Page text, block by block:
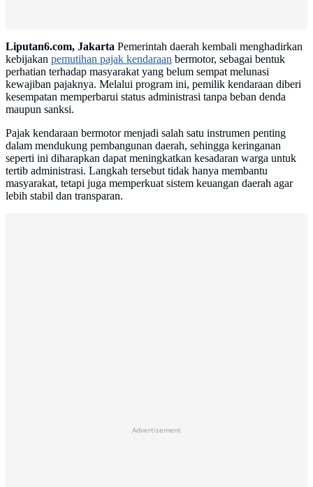
Liputan6.com, Jakarta Pemerintah daerah kembali menghadirkan
kebijakan pemutihan pajak kendaraan bermotor, sebagai bentuk
perhatian terhadap masyarakat yang belum sempat melunasi
kewajiban pajaknya. Melalui program ini, pemilik kendaraan diberi
kesempatan memperbarui status administrasi tanpa beban denda
maupun sanksi.
Pajak kendaraan bermotor menjadi salah satu instrumen penting
dalam mendukung pembangunan daerah, sehingga keringanan
seperti ini diharapkan dapat meningkatkan kesadaran warga untuk
tertib administrasi. Langkah tersebut tidak hanya membantu
masyarakat, tetapi juga memperkuat sistem keuangan daerah agar
lebih stabil dan transparan.
Advertisement